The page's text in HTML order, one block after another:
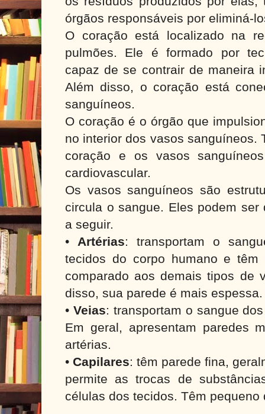
órgãos responsáveis por eliminá-
O coração está localizado na
pulmões. Ele é formado por
capaz de se contrair de maneira
Além disso, o coração está
sanguíneos.
O coração é o órgão que
no interior dos vasos sanguíneos.
coração e os vasos
cardiovascular.
Os vasos sanguíneos são
circula o sangue. Eles podem
a seguir.
• Artérias: transportam o
tecidos do corpo humano e têm
comparado aos demais tipos de
disso, sua parede é mais
• Veias: transportam o sangue
Em geral, apresentam paredes
artérias.
• Capilares: têm parede fina,
permite as trocas de
células dos tecidos. Têm pequeno